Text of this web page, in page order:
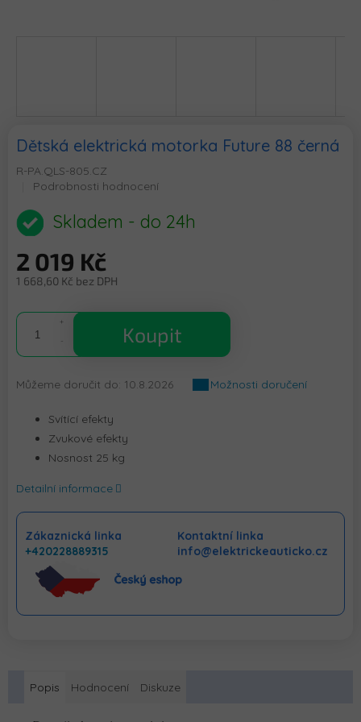
Dětská elektrická motorka Future 88 černá
R-PA.QLS-805.CZ
Průměrné
produktu
je
z
5
Podrobnosti hodnocení
Skladem - do 24h
2 019 Kč
1 668,60 Kč bez DPH
cena:
Koupit
Můžeme doručit do: 10.8.2026 Možnosti doručení
Svítící efekty
Zvukové efekty
Nosnost 25 kg
Detailní informace
Zákaznická linka
+420228889315
Kontaktní linka
info@elektrickeauticko.cz
Popis Hodnocení Diskuze